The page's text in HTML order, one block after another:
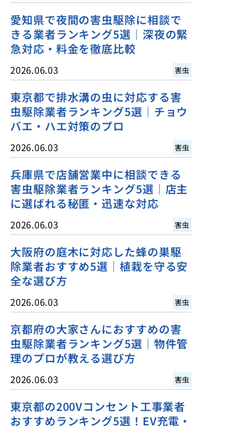
愛知県で夜間の害虫駆除に相談で
きる業者ランキング5選｜深夜の緊
急対応・料金を徹底比較
2026.06.03 害虫
東京都で排水溝の虫に対応する害
虫駆除業者ランキング5選｜チョウ
バエ・ハエ対策のプロ
2026.06.03 害虫
兵庫県で店舗営業中に相談できる
害虫駆除業者ランキング5選｜店主
に選ばれる秘匿・迅速な対応
2026.06.03 害虫
大阪府の庭木に対応した蜂の巣駆
除業者おすすめ5選｜植栽を守る安
全な選び方
2026.06.03 害虫
京都府の大家さんにおすすめの害
虫駆除業者ランキング5選｜物件管
理のプロが教える選び方
2026.06.03 害虫
東京都の200Vコンセント工事業者
おすすめランキング5選！EV充電・